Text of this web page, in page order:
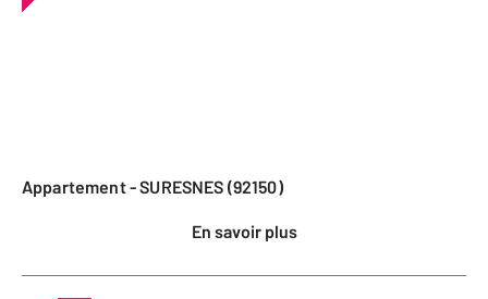
Appartement - SURESNES (92150)
En savoir plus